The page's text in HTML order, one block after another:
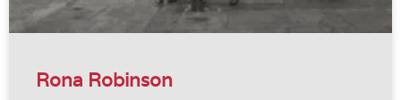
Rona Robinson